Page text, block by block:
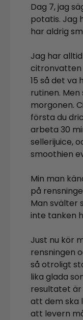
Dag 7, jag
potatis. Jag
har aldrig
Jag har
citronvatten
15 så det
rutinen.
morgonen.
första du
arbeta 30
sellerijuice,
smoothien
Min man
på
Man svälter
inte tanken
Just nu kör
rensningen
så otroligt
lika glada
resultatet är
att dem ska
att levern